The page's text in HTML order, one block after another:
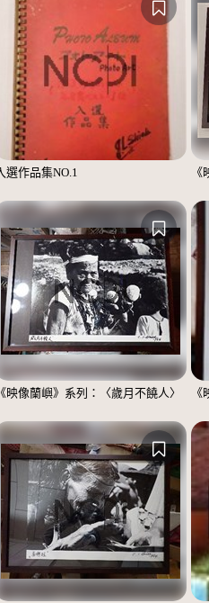
選作品集NO.1
《映像蘭嶼》系列：〈歲月不饒人〉